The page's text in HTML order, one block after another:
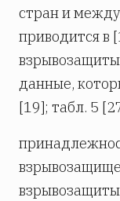
стран и
приводится в
данные,
[19]; табл. 5